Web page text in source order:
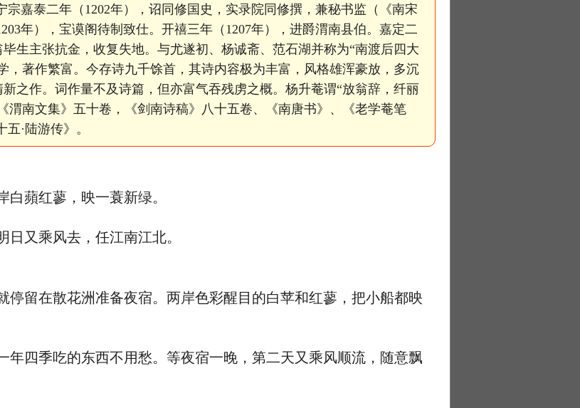
宗嘉泰二年（1202年），诏同修国史，实录院同修撰，兼秘书监（《南宋
年），宝谟阁待制致仕。开禧三年（1207年），进爵渭南县伯。嘉定二
生主张抗金，收复失地。与尤遂初、杨诚斋、范石湖并称为“南渡后四大
，著作繁富。今存诗九千馀首，其诗内容极为丰富，风格雄浑豪放，多沉
之作。词作量不及诗篇，但亦富气吞残虏之概。杨升菴谓“放翁辞，纤丽
渭南文集》五十卷，《剑南诗稿》八十五卷、《南唐书》、《老学菴笔
·陆游传》。
蘋红蓼，映一蓑新绿。
又乘风去，任江南江北。
留在散花洲准备夜宿。两岸色彩醒目的白苹和红蓼，把小船都映
四季吃的东西不用愁。等夜宿一晚，第二天又乘风顺流，随意飘